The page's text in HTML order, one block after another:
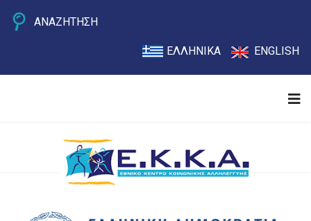
ΑΝΑΖΗΤΗΣΗ
ΕΛΛΗΝΙΚΑ ENGLISH